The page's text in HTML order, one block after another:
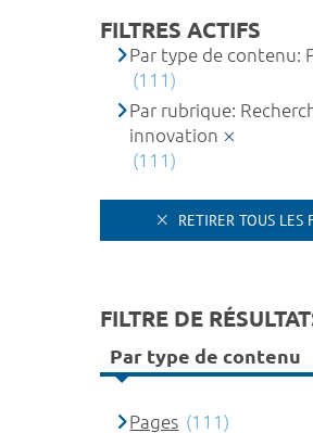
FILTRES ACTIFS
Par type de contenu:
(111)
Par rubrique:
innovation
(111)
RETIRER TOUS LES
FILTRE DE
Par type de contenu
Pages (111)